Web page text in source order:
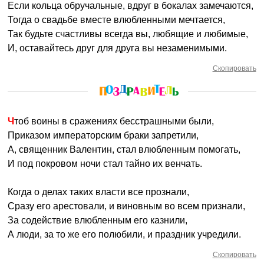
Если кольца обручальные, вдруг в бокалах замечаются,
Тогда о свадьбе вместе влюбленными мечтается,
Так будьте счастливы всегда вы, любящие и любимые,
И, оставайтесь друг для друга вы незаменимыми.
Скопировать
Чтоб воины в сражениях бесстрашными были,
Приказом императорским браки запретили,
А, священник Валентин, стал влюбленным помогать,
И под покровом ночи стал тайно их венчать.
Когда о делах таких власти все прознали,
Сразу его арестовали, и виновным во всем признали,
За содействие влюбленным его казнили,
А люди, за то же его полюбили, и праздник учредили.
Скопировать